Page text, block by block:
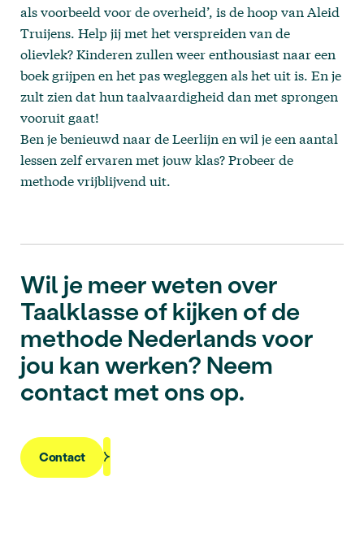
als voorbeeld voor de overheid’, is de hoop van Aleid
Truijens. Help jij met het verspreiden van de
olievlek? Kinderen zullen weer enthousiast naar een
boek grijpen en het pas wegleggen als het uit is. En je
zult zien dat hun taalvaardigheid dan met sprongen
vooruit gaat!
Ben je benieuwd naar de Leerlijn en wil je een aantal
lessen zelf ervaren met jouw klas?Probeer de
methode vrijblijvend uit.
Wil je meer weten over
Taalklasse of kijken of de
methode Nederlands voor
jou kan werken? Neem
contact met ons op.
Contact